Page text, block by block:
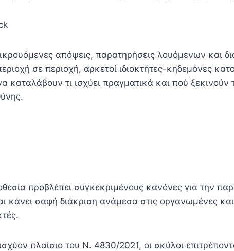
απόψεις, παρατηρήσεις λουόμενων και
σε περιοχή, αρκετοί ιδιοκτήτες-κηδεμόνες
καταλάβουν τι ισχύει πραγματικά και πού ξεκινούν
προβλέπει συγκεκριμένους κανόνες για την
κάνει σαφή διάκριση ανάμεσα στις οργανωμένες και
πλαίσιο του Ν. 4830/2021, οι σκύλοι